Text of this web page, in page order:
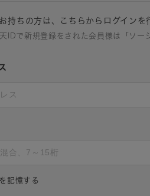
持ちの方は、こちらからログインを
で新規登録をされた会員様は「ソー
記憶する